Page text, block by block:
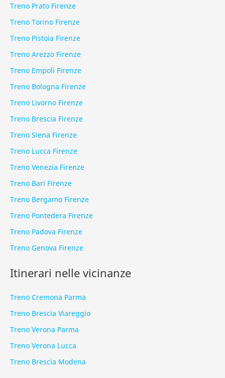
Treno Prato Firenze
Treno Torino Firenze
Treno Pistoia Firenze
Treno Arezzo Firenze
Treno Empoli Firenze
Treno Bologna Firenze
Treno Livorno Firenze
Treno Brescia Firenze
Treno Siena Firenze
Treno Lucca Firenze
Treno Venezia Firenze
Treno Bari Firenze
Treno Bergamo Firenze
Treno Pontedera Firenze
Treno Padova Firenze
Treno Genova Firenze
Itinerari nelle vicinanze
Treno Cremona Parma
Treno Brescia Viareggio
Treno Verona Parma
Treno Verona Lucca
Treno Brescia Modena